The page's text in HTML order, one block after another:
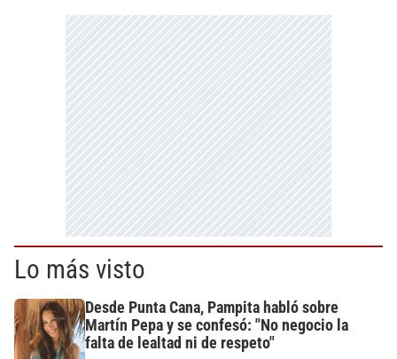
Lo más visto
Desde Punta Cana, Pampita habló sobre
Martín Pepa y se confesó: "No negocio la
falta de lealtad ni de respeto"